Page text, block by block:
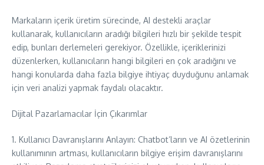
Markaların içerik üretim sürecinde, AI destekli araçlar
kullanarak, kullanıcıların aradığı bilgileri hızlı bir şekilde tespit
edip, bunları derlemeleri gerekiyor. Özellikle, içeriklerinizi
düzenlerken, kullanıcıların hangi bilgileri en çok aradığını ve
hangi konularda daha fazla bilgiye ihtiyaç duyduğunu anlamak
için veri analizi yapmak faydalı olacaktır.
Dijital Pazarlamacılar İçin Çıkarımlar
1. Kullanıcı Davranışlarını Anlayın: Chatbot’ların ve AI özetlerinin
kullanımının artması, kullanıcıların bilgiye erişim davranışlarını